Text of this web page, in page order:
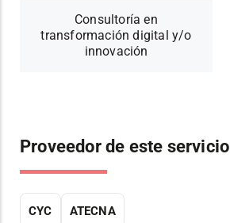
Consultoría en
transformación digital y/o
innovación
Proveedor de este servicio
CYC ATECNA